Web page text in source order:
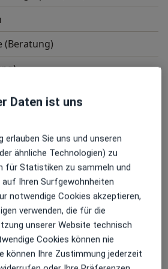
immer von einem erfahrenen
wird.
Team, das sich liebevoll um Sie
(Beratung)
(Beratung)
Daten ist uns
Sie uns und unseren
ähnliche Technologien) zu
für Statistiken zu sammeln und
Ihren Surfgewohnheiten
notwendige Cookies akzeptieren,
verwenden, die für die
unserer Website technisch
Cookies können nie
können Ihre Zustimmung jederzeit